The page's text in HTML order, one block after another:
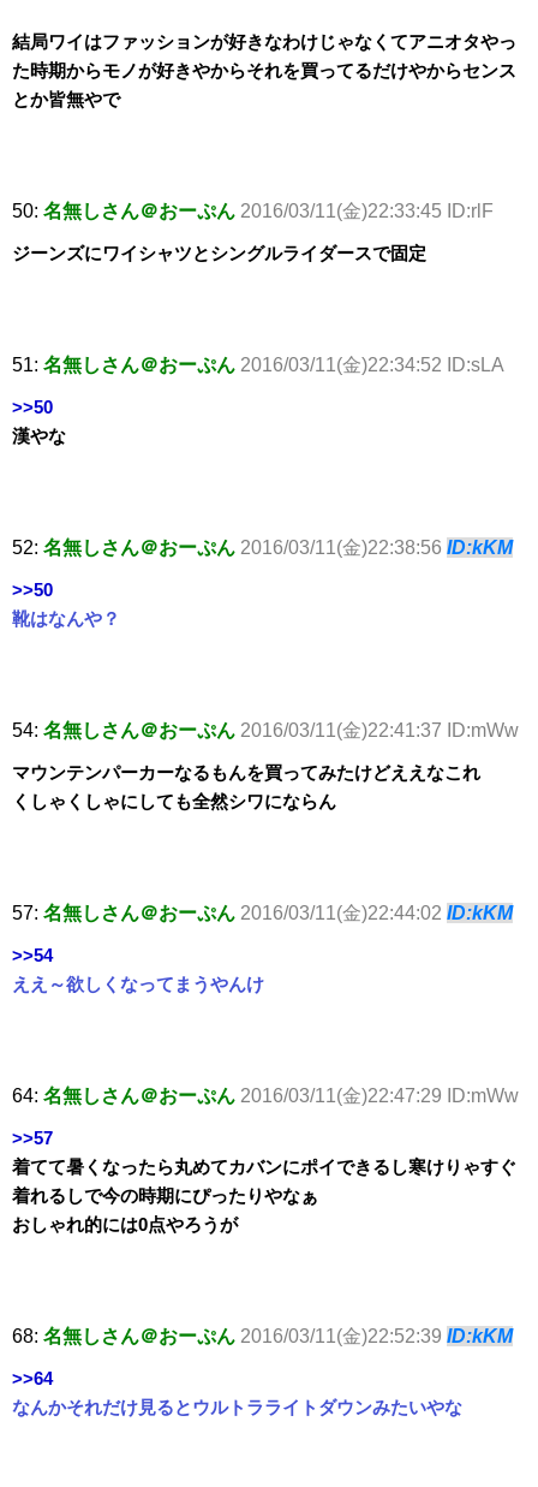
結局ワイはファッションが好きなわけじゃなくてアニオタやっ
た時期からモノが好きやからそれを買ってるだけやからセンス
とか皆無やで
50: 名無しさん＠おーぷん 2016/03/11(金)22:33:45 ID:rlF
ジーンズにワイシャツとシングルライダースで固定
51: 名無しさん＠おーぷん 2016/03/11(金)22:34:52 ID:sLA
>>50
漢やな
52: 名無しさん＠おーぷん 2016/03/11(金)22:38:56 ID:kKM
>>50
靴はなんや？
54: 名無しさん＠おーぷん 2016/03/11(金)22:41:37 ID:mWw
マウンテンパーカーなるもんを買ってみたけどええなこれ
くしゃくしゃにしても全然シワにならん
57: 名無しさん＠おーぷん 2016/03/11(金)22:44:02 ID:kKM
>>54
ええ～欲しくなってまうやんけ
64: 名無しさん＠おーぷん 2016/03/11(金)22:47:29 ID:mWw
>>57
着てて暑くなったら丸めてカバンにポイできるし寒けりゃすぐ
着れるしで今の時期にぴったりやなぁ
おしゃれ的には0点やろうが
68: 名無しさん＠おーぷん 2016/03/11(金)22:52:39 ID:kKM
>>64
なんかそれだけ見るとウルトラライトダウンみたいやな